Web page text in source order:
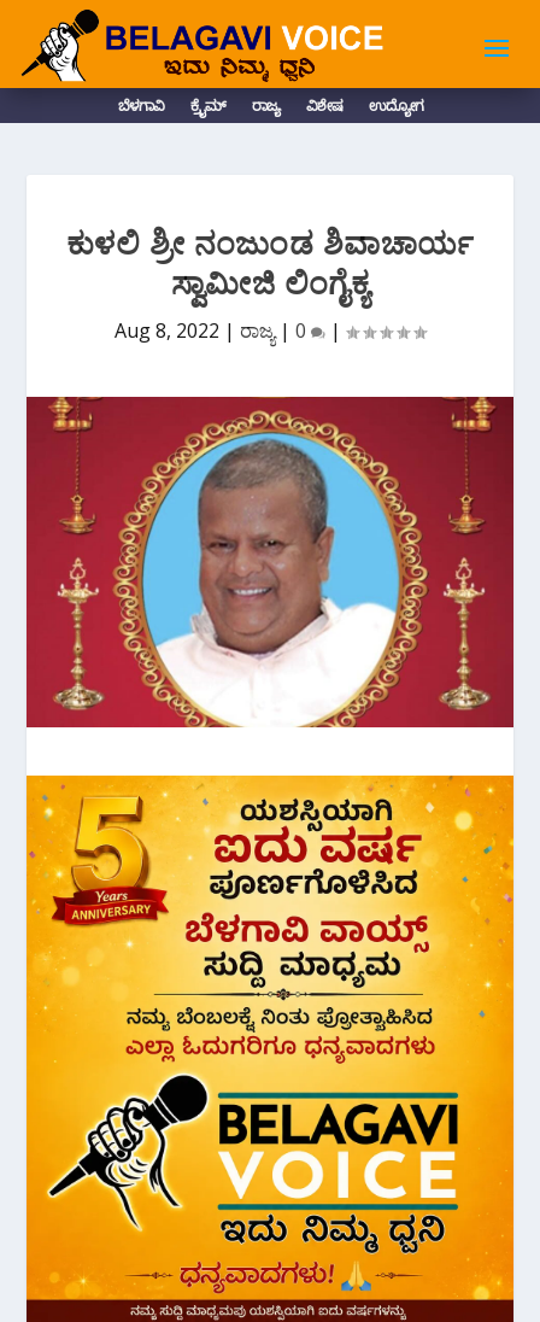
ಬೆಳಗಾವಿ ಕ್ರೈಮ್ ರಾಜ್ಯ ವಿಶೇಷ ಉದ್ಯೋಗ
ಕುಳಲಿ ಶ್ರೀ ನಂಜುಂಡ ಶಿವಾಚಾರ್ಯ
ಸ್ವಾಮೀಜಿ ಲಿಂಗೈಕ್ಯ
Aug 8, 2022 | ರಾಜ್ಯ| 0 |